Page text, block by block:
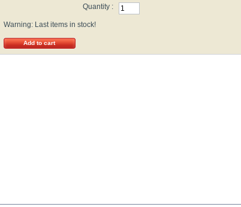
Quantity :
Warning: Last items in stock!